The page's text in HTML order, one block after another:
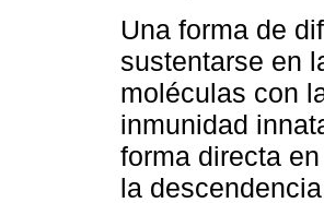
Una forma de
sustentarse en
moléculas con
inmunidad
forma directa
la